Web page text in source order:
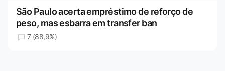
São Paulo acerta empréstimo de reforço de
peso, mas esbarra em transfer ban
7 (88,9%)